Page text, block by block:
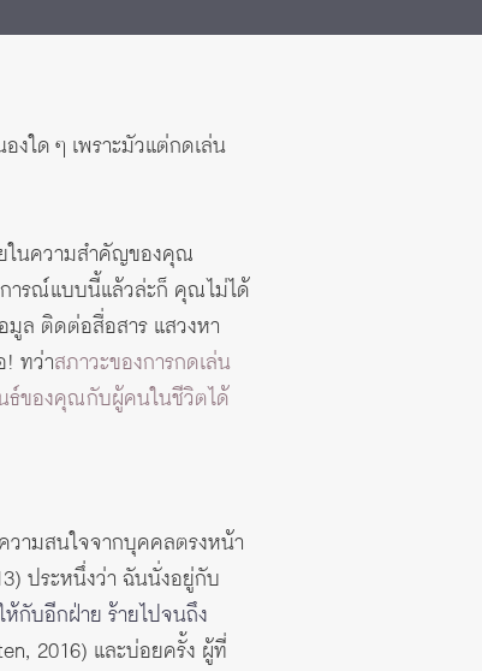
ใด ๆ เพราะมัวแต่กดเล่น
ในความสำคัญของคุณ
ารณ์แบบนี้แล้วล่ะก็ คุณไม่ได้
มูล ติดต่อสื่อสาร แสวงหา
! ทว่าสภาวะของการกดเล่น
ธ์ของคุณกับผู้คนในชีวิตได้
วามสนใจจากบุคคลตรงหน้า
ประหนึ่งว่า ฉันนั่งอยู่กับ
กับอีกฝ่าย ร้ายไปจนถึง
2016) และบ่อยครั้ง ผู้ที่